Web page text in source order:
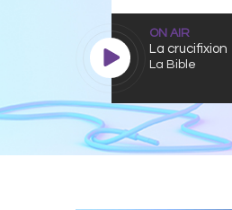
ON AIR
La crucifixion
La Bible